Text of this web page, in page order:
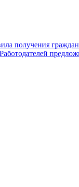
получения
Работодателей